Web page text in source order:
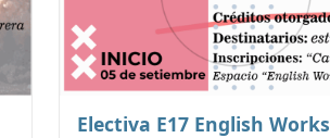
Electiva E17 English Works